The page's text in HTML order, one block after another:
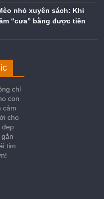
nhỏ xuyên sách: Khi
“cưa” bằng được tiên
chỉ
con
cảm
cho
đẹp
tim